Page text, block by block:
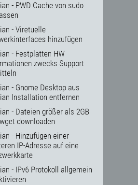
- PWD Cache von sudo
- Viretuelle
hinzufügen
- Festplatten HW
zwecks Support
- Gnome Desktop aus
Installation entfernen
- Dateien größer als 2GB
downloaden
- Hinzufügen einer
IP-Adresse auf eine
- IPv6 Protokoll allgemein